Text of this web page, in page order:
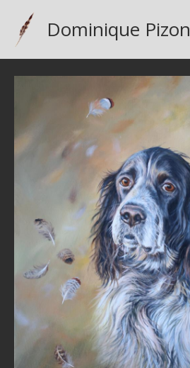
contenu
Dominique Pizon